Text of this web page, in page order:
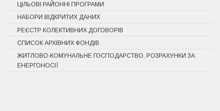
ЦІЛЬОВІ РАЙОННІ ПРОГРАМИ
НАБОРИ ВІДКРИТИХ ДАНИХ
РЕЄСТР КОЛЕКТИВНИХ ДОГОВОРІВ
СПИСОК АРХІВНИХ ФОНДІВ
ЖИТЛОВО-КОМУНАЛЬНЕ ГОСПОДАРСТВО, РОЗРАХУНКИ ЗА
ЕНЕРГОНОСІЇ